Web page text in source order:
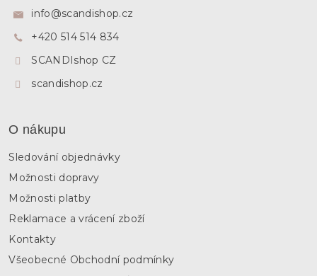
info@scandishop.cz
+420 514 514 834
SCANDIshop CZ
scandishop.cz
O nákupu
Sledování objednávky
Možnosti dopravy
Možnosti platby
Reklamace a vrácení zboží
Kontakty
Všeobecné Obchodní podmínky